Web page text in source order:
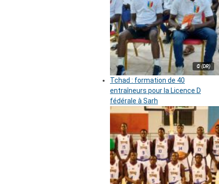
© (DR)
Tchad : formation de 40
entraîneurs pour la Licence D
fédérale à Sarh